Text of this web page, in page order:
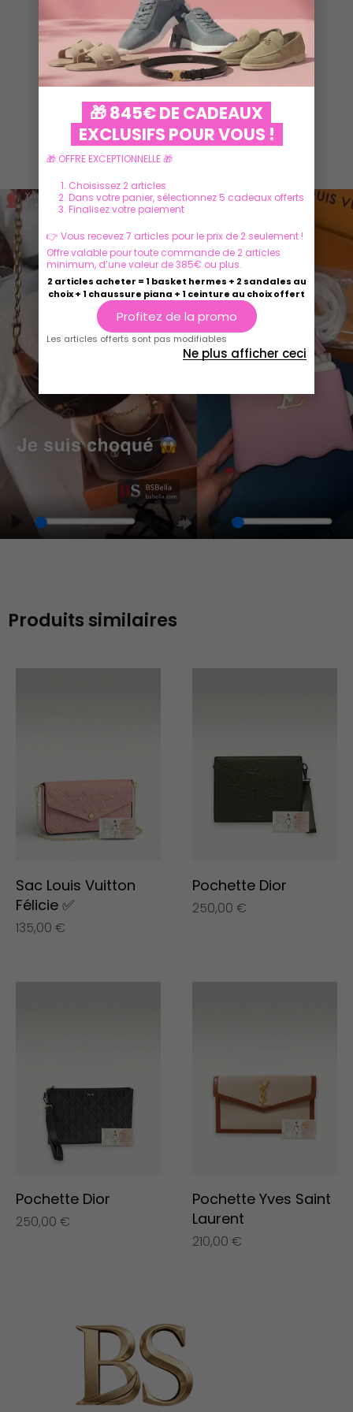
VOIR PLUS
Ils parlent de nous
Play UnmuteEnter
Produits similaires
Sac Louis Vuitton
Félicie ✅
135,00 €
Pochette Dior
250,00 €
Pochette Dior
250,00 €
Pochette Yves Saint
Laurent
210,00 €
🎁 845€ DE CADEAUX
EXCLUSIFS POUR VOUS !
🎁 OFFRE EXCEPTIONNELLE 🎁
Choisissez 2 articles
Dans votre panier, sélectionnez 5 cadeaux offerts
Finalisez votre paiement
👉 Vous recevez 7 articles pour le prix de 2 seulement !
Offre valable pour toute commande de 2 articles
minimum, d’une valeur de 385€ ou plus.
2 articles acheter = 1 basket hermes + 2 sandales au
choix + 1 chaussure piana + 1 ceinture au choix offert
Profitez de la promo
Les articles offerts sont pas modifiables
Ne plus afficher ceci